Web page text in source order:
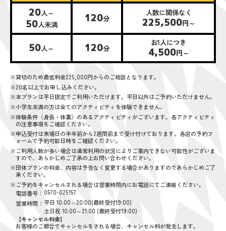
20人～
50人未満 120分
人数に関係なく
225,500円～
50人～ 120分
お1人につき
4,500円～
※貸切のため最低料金225,000円からのご相談となります。
※20名以上でお申し込みください。
※本プランは平日限定でご利用いただけます。平日以外はご予約いただけません。
※小学生未満の方は全てのアクティビティを体験できません。
※体験条件（身長・体重）のあるアクティビティがございます。各アクティビティ
の注意事項をご確認ください。
※申込受付は来場日の半年前から2週間前まで受け付けております。各店の予約フ
ォームで予約可能日時をご確認ください。
※ご利用人数が多い場合は通常利用の状況によりご案内できない可能性がございま
すので、あらかじめご了承の上お問い合わせください。
※団体プランの料金、内容は予告なく変更する場合がありますのであらかじめご了
承ください。
※ご予約をキャンセルされる場合は営業時間内にお電話にてご連絡ください。
電話番号： 0570-025157
営業時間： 平日 10:00～20:00(最終受付19:00)
土日祝 10:00～21:00 (最終受付19:00)
【キャンセル料金】
お客様のご都合でキャンセルをされる場合、キャンセル料が発生します。